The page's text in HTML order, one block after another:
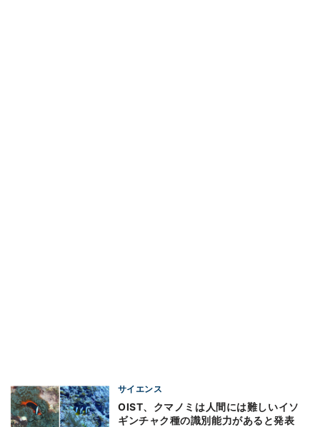
サイエンス
OIST、クマノミは人間には難しいイソ
ギンチャク種の識別能力があると発表